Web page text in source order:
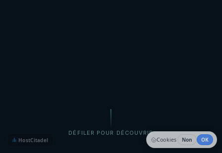
DÉFILER POUR DÉCOUVRIR
HostCitadel
Cookies Non OK